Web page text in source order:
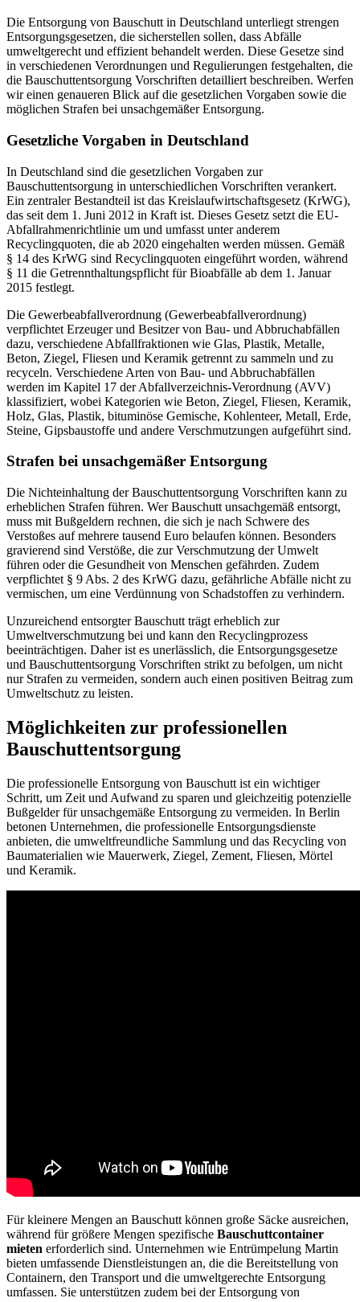
Die Entsorgung von Bauschutt in Deutschland unterliegt strengen
Entsorgungsgesetzen, die sicherstellen sollen, dass Abfälle
umweltgerecht und effizient behandelt werden. Diese Gesetze sind
in verschiedenen Verordnungen und Regulierungen festgehalten, die
die Bauschuttentsorgung Vorschriften detailliert beschreiben. Werfen
wir einen genaueren Blick auf die gesetzlichen Vorgaben sowie die
möglichen Strafen bei unsachgemäßer Entsorgung.
Gesetzliche Vorgaben in Deutschland
In Deutschland sind die gesetzlichen Vorgaben zur
Bauschuttentsorgung in unterschiedlichen Vorschriften verankert.
Ein zentraler Bestandteil ist das Kreislaufwirtschaftsgesetz (KrWG),
das seit dem 1. Juni 2012 in Kraft ist. Dieses Gesetz setzt die EU-
Abfallrahmenrichtlinie um und umfasst unter anderem
Recyclingquoten, die ab 2020 eingehalten werden müssen. Gemäß
§ 14 des KrWG sind Recyclingquoten eingeführt worden, während
§ 11 die Getrennthaltungspflicht fürBioabfälle ab dem 1. Januar
2015 festlegt.
Die Gewerbeabfallverordnung (Gewerbeabfallverordnung)
verpflichtet Erzeuger und Besitzer von Bau- und Abbruchabfällen
dazu, verschiedene Abfallfraktionen wie Glas, Plastik, Metalle,
Beton, Ziegel, Fliesen und Keramik getrennt zu sammeln und zu
recyceln. Verschiedene Arten von Bau- und Abbruchabfällen
werden im Kapitel 17 der Abfallverzeichnis-Verordnung (AVV)
klassifiziert, wobei Kategorien wie Beton, Ziegel, Fliesen, Keramik,
Holz, Glas, Plastik, bituminöse Gemische, Kohlenteer, Metall, Erde,
Steine, Gipsbaustoffe und andere Verschmutzungen aufgeführt sind.
Strafen bei unsachgemäßer Entsorgung
Die Nichteinhaltung der Bauschuttentsorgung Vorschriften kann zu
erheblichen Strafen führen. Wer Bauschutt unsachgemäß entsorgt,
muss mit Bußgeldern rechnen, die sich je nach Schwere des
Verstoßes auf mehrere tausend Euro belaufen können. Besonders
gravierend sind Verstöße, die zur Verschmutzung der Umwelt
führen oder die Gesundheit von Menschen gefährden. Zudem
verpflichtet § 9 Abs. 2 des KrWG dazu, gefährliche Abfälle nicht zu
vermischen, um eine Verdünnung von Schadstoffen zu verhindern.
Unzureichend entsorgter Bauschutt trägt erheblich zur
Umweltverschmutzung bei und kann den Recyclingprozess
beeinträchtigen. Daher ist es unerlässlich, die Entsorgungsgesetze
und Bauschuttentsorgung Vorschriften strikt zu befolgen, um nicht
nur Strafen zu vermeiden, sondern auch einen positiven Beitrag zum
Umweltschutz zu leisten.
Möglichkeiten zur professionellen
Bauschuttentsorgung
Die professionelle Entsorgung von Bauschutt ist ein wichtiger
Schritt, um Zeit und Aufwand zu sparen und gleichzeitig potenzielle
Bußgelder für unsachgemäße Entsorgung zu vermeiden. In Berlin
betonen Unternehmen, die professionelle Entsorgungsdienste
anbieten, die umweltfreundliche Sammlung und das Recycling von
Baumaterialien wie Mauerwerk, Ziegel, Zement, Fliesen, Mörtel
und Keramik.
Für kleinere Mengen an Bauschutt können große Säcke ausreichen,
während für größere Mengen spezifische Bauschuttcontainer
mieten erforderlich sind. Unternehmen wie Entrümpelung Martin
bieten umfassende Dienstleistungen an, die die Bereitstellung von
Containern, den Transport und die umweltgerechte Entsorgung
umfassen. Sie unterstützen zudem bei der Entsorgung von